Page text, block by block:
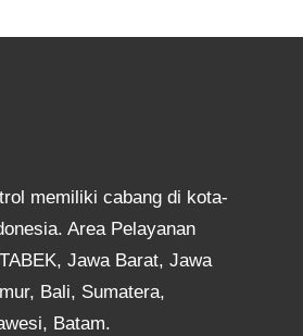
memiliki cabang di kota-
Area Pelayanan
Jawa Barat, Jawa
Bali, Sumatera,
Batam.